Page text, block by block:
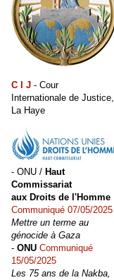
C I J - Cour
Internationale de Justice,
La Haye
- ONU / Haut
Commissariat
aux Droits de l'Homme
Communiqué 07/05/2025
Mettre un terme au
génocide à Gaza
- ONU Communiqué
15/05/2025
Les 75 ans de la Nakba,